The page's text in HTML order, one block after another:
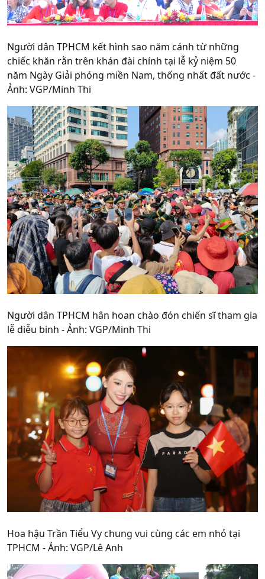
Người dân TPHCM kết hình sao năm cánh từ những
chiếc khăn rằn trên khán đài chính tại lễ kỷ niệm 50
năm Ngày Giải phóng miền Nam, thống nhất đất nước -
Ảnh: VGP/Minh Thi
Người dân TPHCM hân hoan chào đón chiến sĩ tham gia
lễ diễu binh - Ảnh: VGP/Minh Thi
Hoa hậu Trần Tiểu Vy chung vui cùng các em nhỏ tại
TPHCM - Ảnh: VGP/Lê Anh